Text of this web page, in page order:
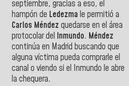
septiembre, gracias a eso, el
hampón de Ledezma le permitió a
Carlos Méndez quedarse en el área
protocolar del Inmundo. Méndez
continúa en Madrid buscando que
alguna víctima pueda comprarle el
canal o viendo si el Inmundo le abre
la chequera.